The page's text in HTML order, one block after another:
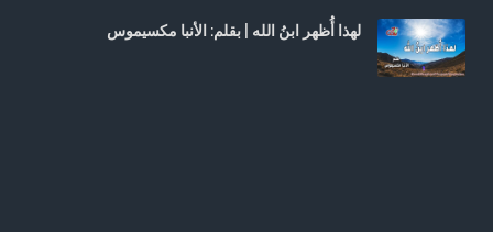
لهذا أُظهر ابنُ الله | بقلم: الأنبا مكسيموس